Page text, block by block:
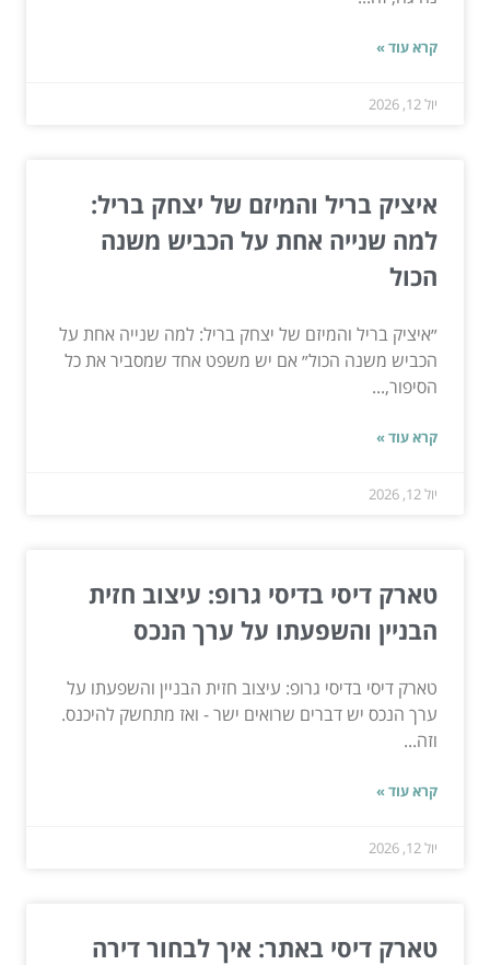
קרא עוד »
יול 12, 2026
איציק בריל והמיזם של יצחק בריל:
למה שנייה אחת על הכביש משנה
הכול
״איציק בריל והמיזם של יצחק בריל: למה שנייה אחת על
הכביש משנה הכול״ אם יש משפט אחד שמסביר את כל
הסיפור,...
קרא עוד »
יול 12, 2026
טארק דיסי בדיסי גרופ: עיצוב חזית
הבניין והשפעתו על ערך הנכס
טארק דיסי בדיסי גרופ: עיצוב חזית הבניין והשפעתו על
ערך הנכס יש דברים שרואים ישר - ואז מתחשק להיכנס.
וזה...
קרא עוד »
יול 12, 2026
טארק דיסי באתר: איך לבחור דירה